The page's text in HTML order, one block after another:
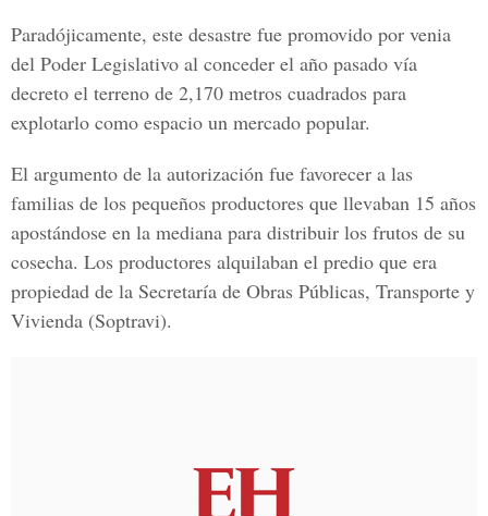
Paradójicamente, este desastre fue promovido por venia
del Poder Legislativo al conceder el año pasado vía
decreto el terreno de 2,170 metros cuadrados para
explotarlo como espacio un mercado popular.
El argumento de la autorización fue favorecer a las
familias de los pequeños productores que llevaban 15 años
apostándose en la mediana para distribuir los frutos de su
cosecha. Los productores alquilaban el predio que era
propiedad de la Secretaría de Obras Públicas, Transporte y
Vivienda (Soptravi).